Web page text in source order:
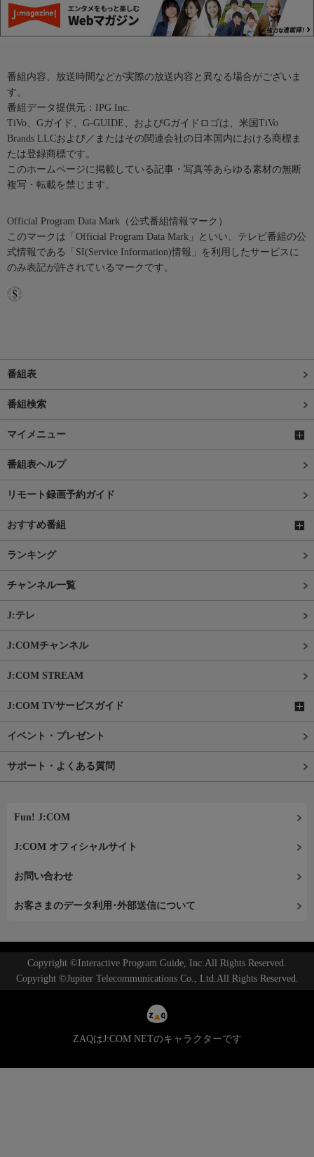
番組内容、放送時間などが実際の放送内容と異なる場合がございま
す。
番組データ提供元：IPG Inc.
TiVo、Gガイド、G-GUIDE、およびGガイドロゴは、米国TiVo
Brands LLCおよび／またはその関連会社の日本国内における商標ま
たは登録商標です。
このホームページに掲載している記事・写真等あらゆる素材の無断
複写・転載を禁じます。
Official Program Data Mark（公式番組情報マーク）
このマークは「Official Program Data Mark」といい、テレビ番組の公
式情報である「SI(Service Information)情報」を利用したサービスに
のみ表記が許されているマークです。
番組表
番組検索
マイメニュー
番組表ヘルプ
リモート録画予約ガイド
おすすめ番組
ランキング
チャンネル一覧
J:テレ
J:COMチャンネル
J:COM STREAM
J:COM TVサービスガイド
イベント・プレゼント
サポート・よくある質問
Fun! J:COM
J:COM オフィシャルサイト
お問い合わせ
お客さまのデータ利用･外部送信について
Copyright ©Interactive Program Guide, Inc.All Rights Reserved.
Copyright ©Jupiter Telecommunications Co., Ltd.All Rights Reserved.
ZAQはJ:COM NETのキャラクターです